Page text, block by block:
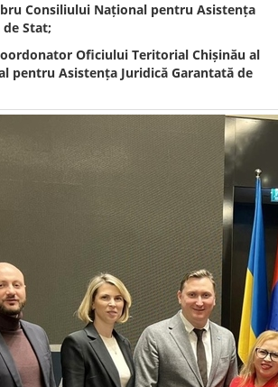
Consiliului Național pentru Asistența
Stat;
Oficiului Teritorial Chișinău al
pentru Asistența Juridică Garantată de